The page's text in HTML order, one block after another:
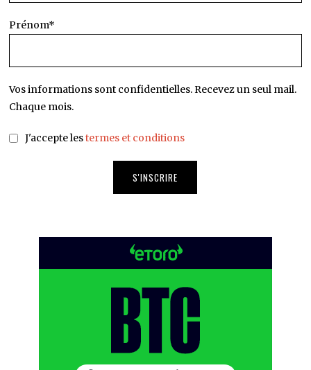
Prénom*
Vos informations sont confidentielles. Recevez un seul mail.
Chaque mois.
J'accepte lestermes et conditions